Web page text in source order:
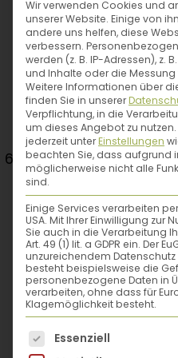
Spätsommer
Zeigerpflanze:
Frühapfel,
Das ist jetzt zu tun:
Erntezeit für viele
Wer Wintergemüse
jetzt Winterrettich
Wir verwenden Cookies und
unserer Website. Einige von
andere uns helfen, diese
verbessern.
werden (z. B. IP-Adressen), z.
und Inhalte oder die
Weitere Informationen über
finden Sie in unserer
Verpflichtung, in die
um dieses Angebot zu nutzen.
jederzeit unterEinstellungen
beachten Sie, dass aufgrund
möglicherweise nicht alle
sind.
Einige Services verarbeiten
USA. Mit Ihrer Einwilligung zur
Sie auch in die Verarbeitung
Art. 49 (1) lit. a GDPR ein. Der
unzureichendem Datenschutz
besteht beispielsweise die
personenbezogene Daten in
verarbeiten, ohne dass für
Klagemöglichkeit besteht.
Es folgt eine Liste der
Essenziell